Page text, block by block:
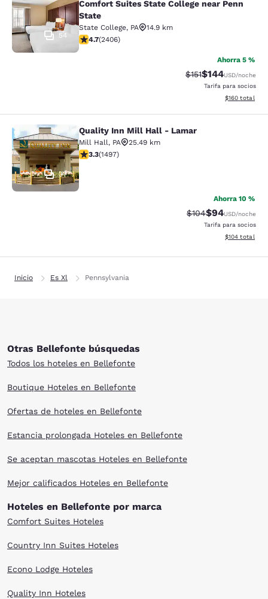
54
Comfort Suites State College near Penn
State
State College, PA
14.9 km
calificación de 4.67 estrellas. Excepcional. 2406
4.7(2406)
Ahorra 5 %
Precio tachado:
$151Precio con
$144USD/noche
Tarifa para socios
Ver detalles
$160 total
Quality Inn Mill Hall - Lamar
37
Quality Inn Mill Hall - Lamar
Mill Hall, PA
25.49 km
calificación de 3.32 estrellas. Bueno. 1497 reseñas
3.3(1497)
Ahorra 10 %
Precio tachado:
$104Precio con
$94USD/noche
Tarifa para socios
Ver detalles
$104 total
Inicio Es Xl Pennsylvania
Otras Bellefonte búsquedas
Todos los hoteles en Bellefonte
Boutique Hoteles en Bellefonte
Ofertas de hoteles en Bellefonte
Estancia prolongada Hoteles en Bellefonte
Se aceptan mascotas Hoteles en Bellefonte
Mejor calificados Hoteles en Bellefonte
Hoteles en Bellefonte por marca
Comfort Suites Hoteles
Country Inn Suites Hoteles
Econo Lodge Hoteles
Quality Inn Hoteles